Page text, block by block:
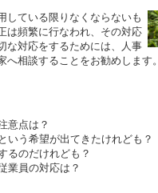
している限りなくならないも
は頻繁に行なわれ、その対応
な対応をするためには、人事
相談することをお勧めします。
意点は？
いう希望が出てきたけれども？
るのだけれども？
業員の対応は？